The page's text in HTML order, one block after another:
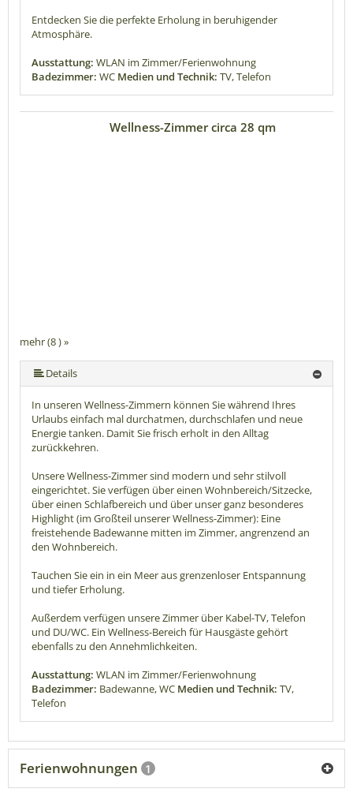
Entdecken Sie die perfekte Erholung in beruhigender
Atmosphäre.
Ausstattung: WLAN im Zimmer/Ferienwohnung
Badezimmer: WC Medien und Technik: TV, Telefon
mehr (8 ) »
mehr (8 ) »
mehr (8 ) »
mehr (8 ) »
mehr (8 ) »
Wellness-Zimmer circa 28 qm
Details
In unseren Wellness-Zimmern können Sie während Ihres
Urlaubs einfach mal durchatmen, durchschlafen und neue
Energie tanken. Damit Sie frisch erholt in den Alltag
zurückkehren.
Unsere Wellness-Zimmer sind modern und sehr stilvoll
eingerichtet. Sie verfügen über einen Wohnbereich/Sitzecke,
über einen Schlafbereich und über unser ganz besonderes
Highlight (im Großteil unserer Wellness-Zimmer): Eine
freistehende Badewanne mitten im Zimmer, angrenzend an
den Wohnbereich.
Tauchen Sie ein in ein Meer aus grenzenloser Entspannung
und tiefer Erholung.
Außerdem verfügen unsere Zimmer über Kabel-TV, Telefon
und DU/WC. Ein Wellness-Bereich für Hausgäste gehört
ebenfalls zu den Annehmlichkeiten.
Ausstattung: WLAN im Zimmer/Ferienwohnung
Badezimmer: Badewanne, WC Medien und Technik: TV,
Telefon
Ferienwohnungen 1